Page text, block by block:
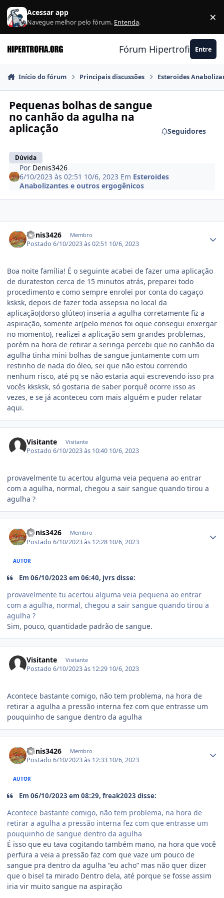
Ir para conteúdo
Acessar app
Navegue melhor pelo fórum. Entenda. ×
Fórum Hipertrofia.org
Entre
Início do fórum Principais discussões Esteroides
Pequenas bolhas de sangue
no canhão da agulha na
aplicação
Dúvida
Seguidores
Por Denis3426
6/10/2023 às 02:51 10/6, 2023 Em Esteroides
Anabolizantes e outros ergogênicos
Denis3426 Membro
Postado6/10/2023 às 02:51 10/6, 2023
Boa noite família! É o seguinte acabei de fazer uma aplicação
de durateston cerca de 15 minutos atrás, preparei todo
procedimento e como sempre enrolei por conta do cagaço
ksksk, depois de fazer toda assepsia no local da
aplicação(dorso glúteo) inseria a agulha corretamente fiz a
aspiração, somente ar(pelo menos foi oque consegui enxergar
no momento), realizei a aplicação sem grandes problemas,
porém na hora de retirar a seringa percebi que no canhão da
agulha tinha mini bolhas de sangue juntamente com um
restinho de nada do óleo, sei que não estou correndo
nenhum risco, até pq se não estaria aqui escrevendo isso pra
vocês kksksk, só gostaria de saber porquê ocorre isso as
vezes, e se já aconteceu com mais alguém e puder relatar
aqui.
Visitante Visitante
Postado6/10/2023 às 10:40 10/6, 2023
provavelmente tu acertou alguma veia pequena ao entrar
com a agulha, normal, chegou a sair sangue quando tirou a
agulha ?
Denis3426 Membro
Postado6/10/2023 às 12:28 10/6, 2023
AUTOR
Em 06/10/2023 em 06:40, jvrs disse:
provavelmente tu acertou alguma veia pequena ao entrar
com a agulha, normal, chegou a sair sangue quando tirou a
agulha ?
Sim, pouco, quantidade padrão de sangue.
Visitante Visitante
Postado6/10/2023 às 12:29 10/6, 2023
Acontece bastante comigo, não tem problema, na hora de
retirar a agulha a pressão interna fez com que entrasse um
pouquinho de sangue dentro da agulha
Denis3426 Membro
Postado6/10/2023 às 12:33 10/6, 2023
AUTOR
Em 06/10/2023 em 08:29, freak2023 disse:
Acontece bastante comigo, não tem problema, na hora de
retirar a agulha a pressão interna fez com que entrasse um
pouquinho de sangue dentro da agulha
É isso que eu tava cogitando também mano, na hora que você
perfura a veia a pressão faz com que vaze um pouco de
sangue pra dentro da agulha “eu acho” mas não quer dizer
que o bisel ta mirado Dentro dela, até porque se fosse assim
iria vir muito sangue na aspiração